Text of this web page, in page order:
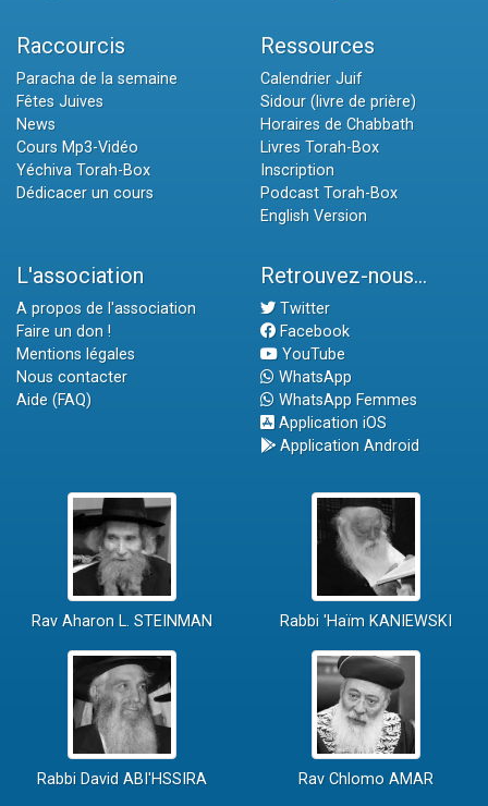
Raccourcis
Paracha de la semaine
Fêtes Juives
News
Cours Mp3-Vidéo
Yéchiva Torah-Box
Dédicacer un cours
Ressources
Calendrier Juif
Sidour (livre de prière)
Horaires de Chabbath
Livres Torah-Box
Inscription
Podcast Torah-Box
English Version
L'association
A propos de l'association
Faire un don !
Mentions légales
Nous contacter
Aide (FAQ)
Retrouvez-nous...
Twitter
Facebook
YouTube
WhatsApp
WhatsApp Femmes
Application iOS
Application Android
Rav Aharon L. STEINMAN Rabbi 'Haïm KANIEWSKI
Rabbi David ABI'HSSIRA Rav Chlomo AMAR